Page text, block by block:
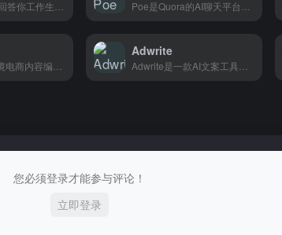
Adwrite
您必须登录才能参与评论！
立即登录